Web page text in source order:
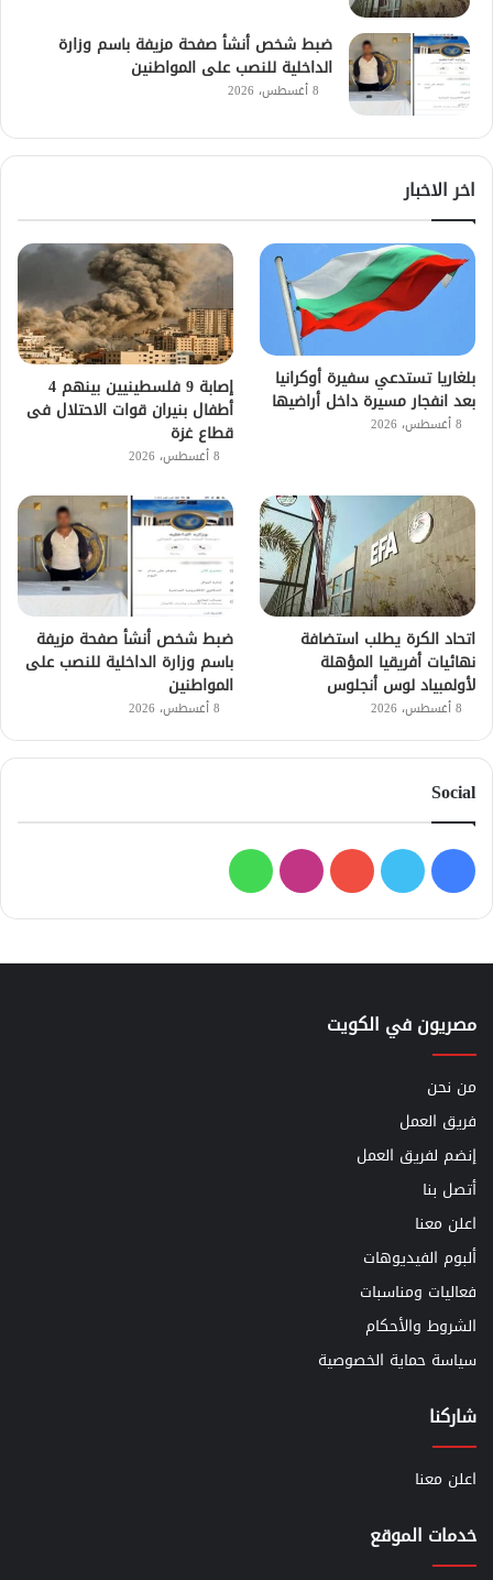
ضبط شخص أنشأ صفحة مزيفة باسم وزارة
الداخلية للنصب على المواطنين
8 أغسطس، 2026
اخر الاخبار
بلغاريا تستدعي سفيرة أوكرانيا
بعد انفجار مسيرة داخل أراضيها
8 أغسطس، 2026
إصابة 9 فلسطينيين بينهم 4
أطفال بنيران قوات الاحتلال فى
قطاع غزة
8 أغسطس، 2026
اتحاد الكرة يطلب استضافة
نهائيات أفريقيا المؤهلة
لأولمبياد لوس أنجلوس
8 أغسطس، 2026
ضبط شخص أنشأ صفحة مزيفة
باسم وزارة الداخلية للنصب على
المواطنين
8 أغسطس، 2026
Social
فيسبوك
تويتر يوتيوبانستقرامواتساب
مصريون في الكويت
من نحن
فريق العمل
إنضم لفريق العمل
أتصل بنا
اعلن معنا
ألبوم الفيديوهات
فعاليات ومناسبات
الشروط والأحكام
سياسة حماية الخصوصية
شاركنا
اعلن معنا
خدمات الموقع